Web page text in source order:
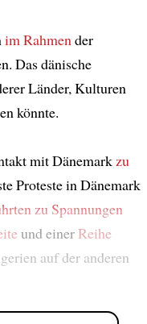
im Rahmender
Das dänische
Länder, Kulturen
könnte.
mit Dänemarkzu
Proteste in Dänemark
zu Spannungen
und einerReihe
auf der anderen